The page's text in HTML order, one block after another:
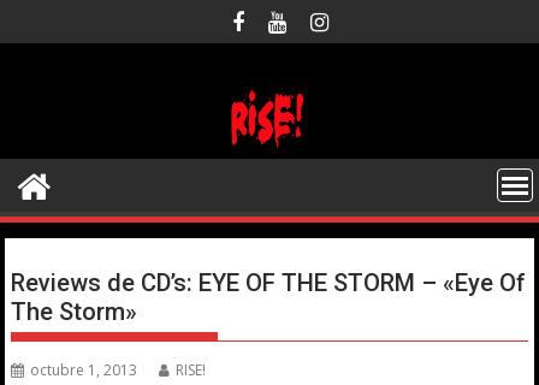
al
Reviews de CD’s: EYE OF THE STORM – «Eye Of
The Storm»
octubre 1, 2013 RISE!